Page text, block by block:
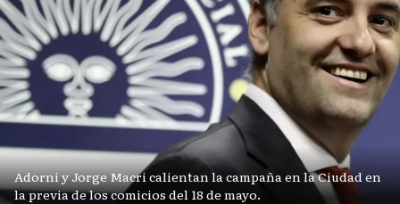
Adorni y Jorge Macri calientan la campaña en la Ciudad en
la previa de los comicios del 18 de mayo.